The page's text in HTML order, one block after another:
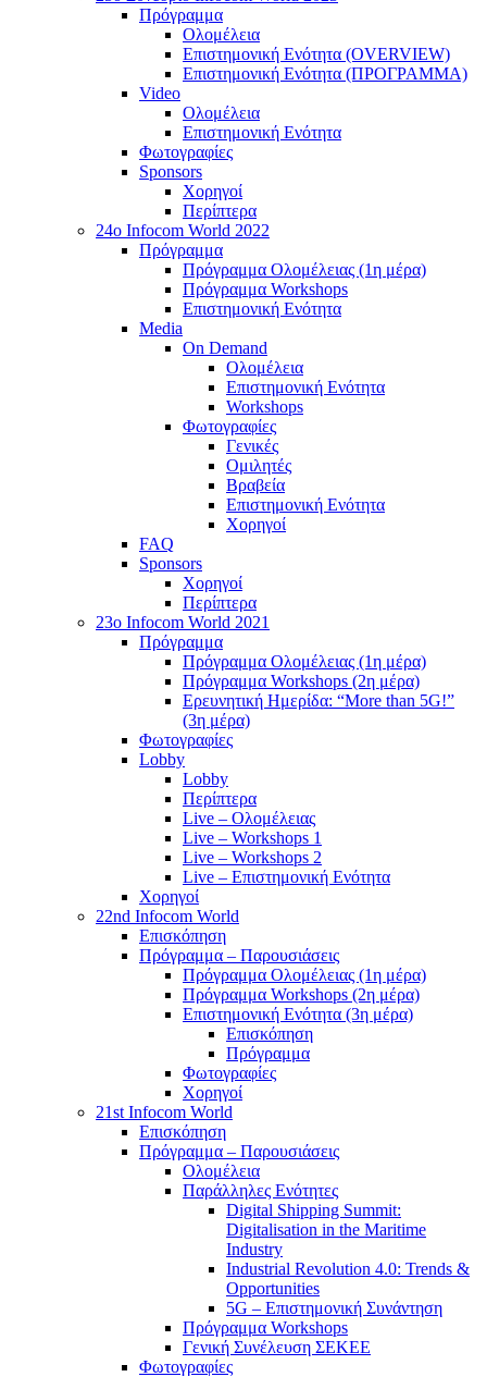
Πρόγραμμα
Ολομέλεια
Επιστημονική Ενότητα (OVERVIEW)
Επιστημονική Ενότητα (ΠΡΟΓΡΑΜΜΑ)
Video
Ολομέλεια
Επιστημονική Ενότητα
Φωτογραφίες
Sponsors
Χορηγοί
Περίπτερα
24o Infocom World 2022
Πρόγραμμα
Πρόγραμμα Ολομέλειας (1η μέρα)
Πρόγραμμα Workshops
Επιστημονική Ενότητα
Media
On Demand
Ολομέλεια
Επιστημονική Ενότητα
Workshops
Φωτογραφίες
Γενικές
Ομιλητές
Βραβεία
Επιστημονική Ενότητα
Χορηγοί
FAQ
Sponsors
Χορηγοί
Περίπτερα
23o Infocom World 2021
Πρόγραμμα
Πρόγραμμα Ολομέλειας (1η μέρα)
Πρόγραμμα Workshops (2η μέρα)
Ερευνητική Ημερίδα: “More than 5G!”
(3η μέρα)
Φωτογραφίες
Lobby
Lobby
Περίπτερα
Live – Ολομέλειας
Live – Workshops 1
Live – Workshops 2
Live – Επιστημονική Ενότητα
Χορηγοί
22nd Infocom World
Επισκόπηση
Πρόγραμμα – Παρουσιάσεις
Πρόγραμμα Ολομέλειας (1η μέρα)
Πρόγραμμα Workshops (2η μέρα)
Επιστημονική Ενότητα (3η μέρα)
Επισκόπηση
Πρόγραμμα
Φωτογραφίες
Χορηγοί
21st Infocom World
Επισκόπηση
Πρόγραμμα – Παρουσιάσεις
Ολομέλεια
Παράλληλες Ενότητες
Digital Shipping Summit:
Digitalisation in the Maritime
Industry
Industrial Revolution 4.0: Trends &
Opportunities
5G – Επιστημονική Συνάντηση
Πρόγραμμα Workshops
Γενική Συνέλευση ΣΕΚΕΕ
Φωτογραφίες